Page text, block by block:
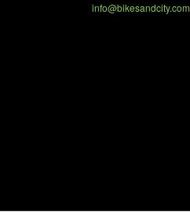
info@bikesandcity.com